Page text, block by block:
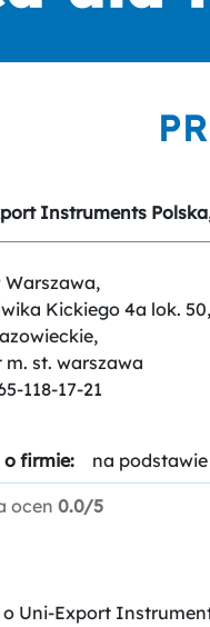
Instruments
Warszawa,
Kickiego 4a lok. 50,
m. st. warszawa
118-17-21
firmie: na
ocen 0.0/5
Uni-Export